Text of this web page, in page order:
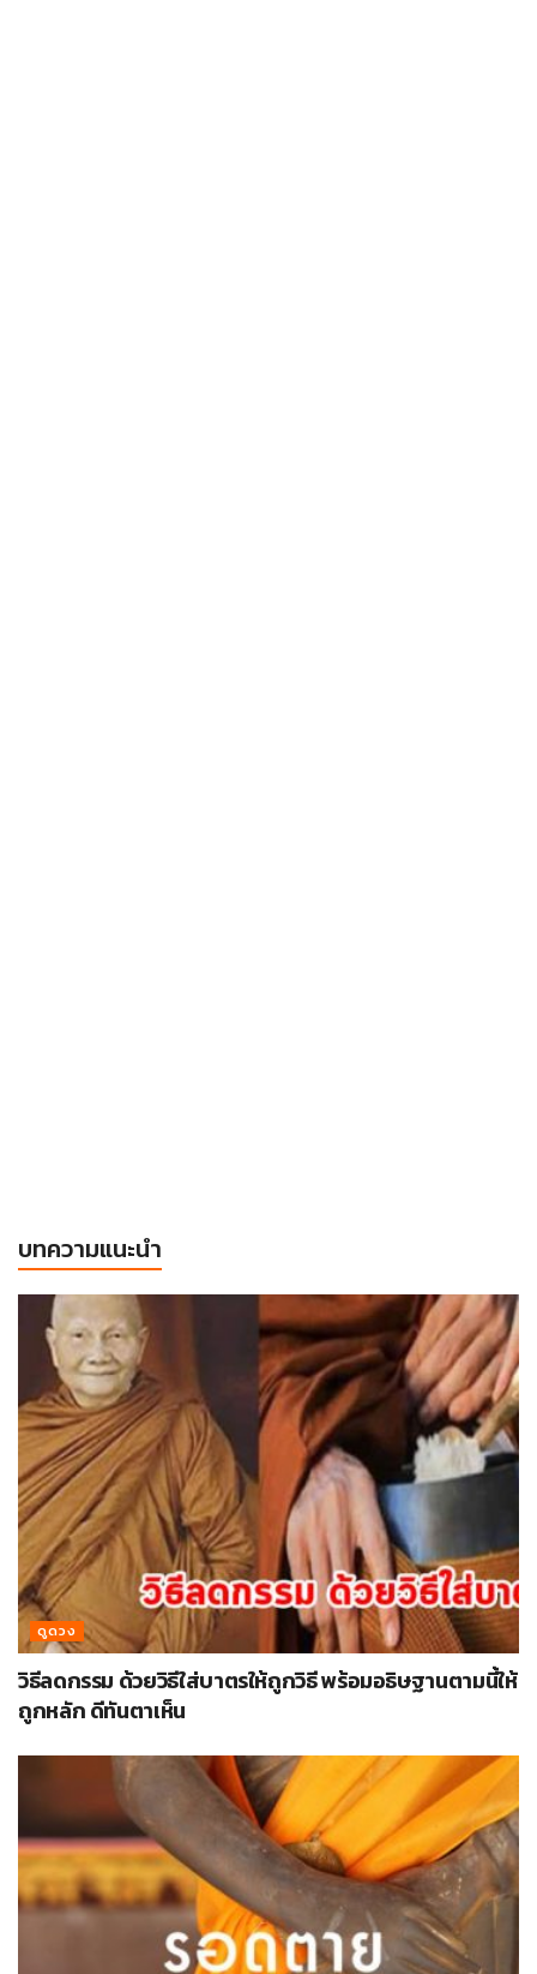
บทความแนะนำ
ดูดวง
วิธีลดกรรม ด้วยวิธีใส่บาตรให้ถูกวิธี พร้อมอธิษฐานตามนี้ให้
ถูกหลัก ดีทันตาเห็น